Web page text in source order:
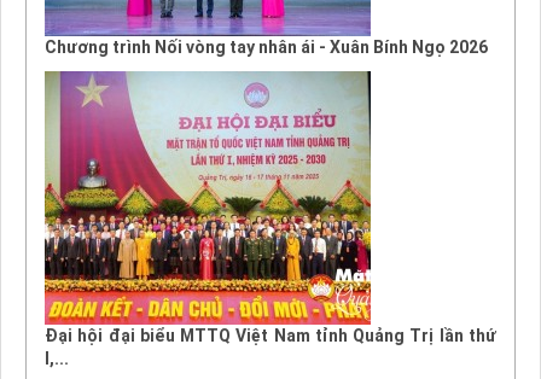
Chương trình Nối vòng tay nhân ái - Xuân Bính Ngọ 2026
Đại hội đại biểu MTTQ Việt Nam tỉnh Quảng Trị lần thứ
I,...